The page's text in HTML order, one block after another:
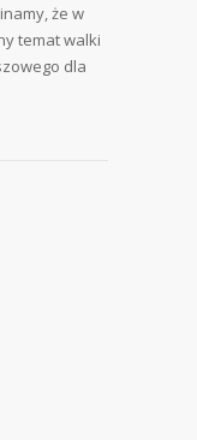
że w
temat walki
dla